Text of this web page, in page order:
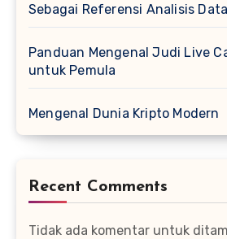
Sebagai Referensi Analisis
Panduan Mengenal Judi Live
untuk Pemula
Mengenal Dunia Kripto Modern
Recent Comments
Tidak ada komentar untuk